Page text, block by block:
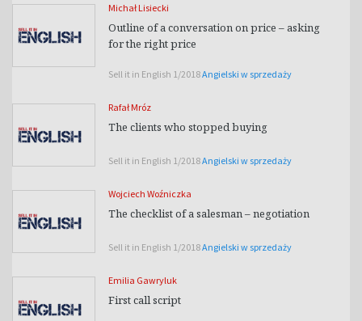
Michał Lisiecki
Outline of a conversation on price – asking
for the right price
Sell it in English 1/2018Angielski w sprzedaży
Rafał Mróz
The clients who stopped buying
Sell it in English 1/2018Angielski w sprzedaży
Wojciech Woźniczka
The checklist of a salesman – negotiation
Sell it in English 1/2018Angielski w sprzedaży
Emilia Gawryluk
First call script